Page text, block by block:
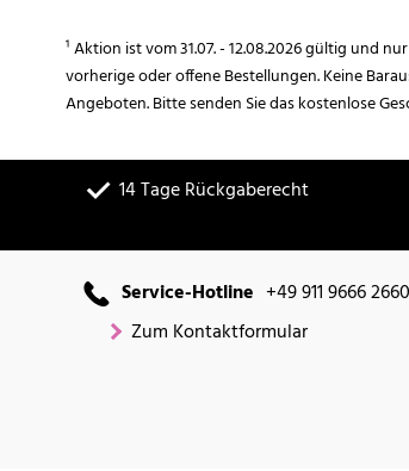
¹ Aktion ist vom 31.07. - 12.08.2026 gültig und
vorherige oder offene Bestellungen. Keine
Angeboten. Bitte senden Sie das kostenlose
14 Tage Rückgaberecht
Service-Hotline +49 911 9666 2660
Zum Kontaktformular